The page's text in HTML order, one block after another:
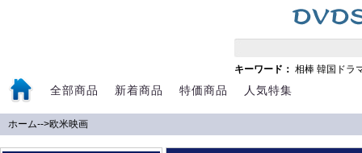
キーワード： 相棒 韓国ドラ
全部商品 新着商品 特価商品 人気特集
ホーム-->欧米映画